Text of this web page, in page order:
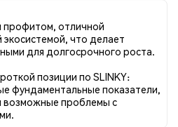
сетях было
0 новостных статей о
имели бычий настрой по
медвежьим настроем по SLINKY.
по отношению к SLINKY.
профитом, отличной
что делает
для долгосрочного роста.
позиции по SLINKY:
фундаментальные показатели,
возможные проблемы с